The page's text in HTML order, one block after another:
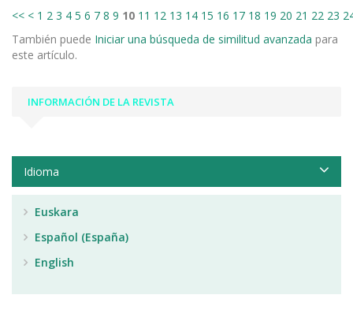
<< < 1 2 3 4 5 6 7 8 9 10 11 12 13 14 15 16 17 18 19 20 21 22 23
También puede Iniciar una búsqueda de similitud avanzada para
este artículo.
INFORMACIÓN DE LA REVISTA
Idioma
Euskara
Español (España)
English